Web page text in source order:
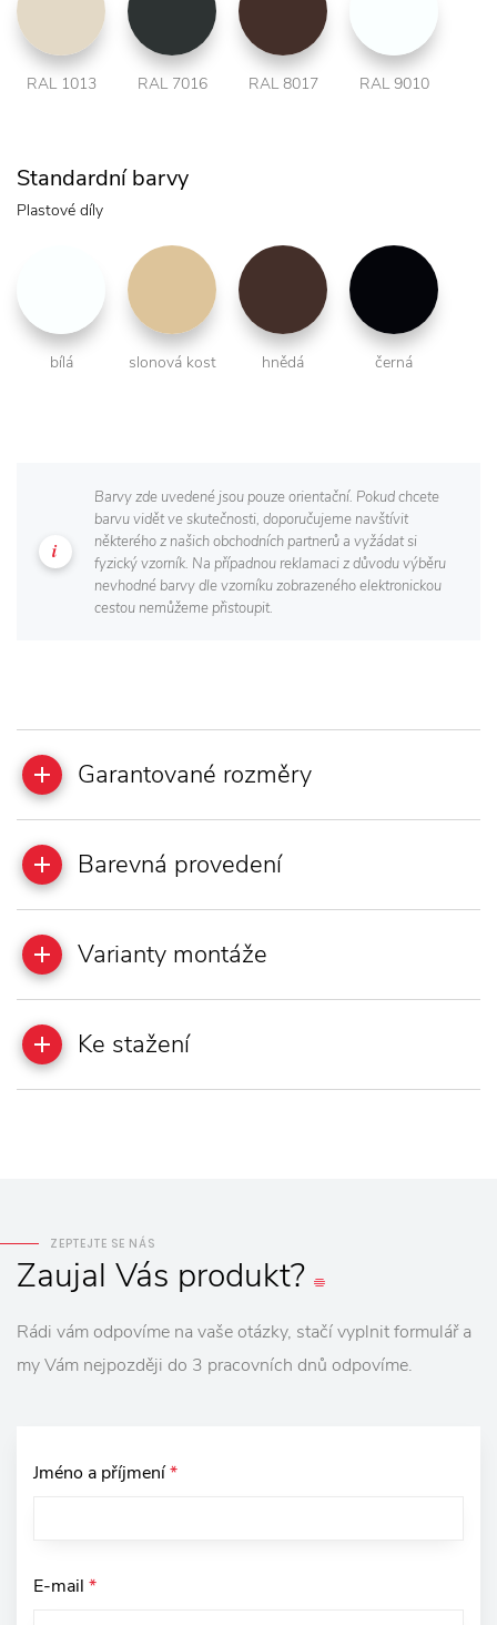
RAL 1013 RAL 7016 RAL 8017 RAL 9010
Standardní barvy
Plastové díly
bílá slonová kost hnědá černá
Barvy zde uvedené jsou pouze orientační. Pokud chcete
barvu vidět ve skutečnosti, doporučujeme navštívit
některého z našich obchodních partnerů a vyžádat si
fyzický vzorník. Na případnou reklamaci z důvodu výběru
nevhodné barvy dle vzorníku zobrazeného elektronickou
cestou nemůžeme přistoupit.
Garantované rozměry
Barevná provedení
Varianty montáže
Ke stažení
ZEPTEJTE SE NÁS
Zaujal Vás produkt?
Rádi vám odpovíme na vaše otázky, stačí vyplnit formulář a
my Vám nejpozději do 3 pracovních dnů odpovíme.
Jméno a příjmení*
E-mail *